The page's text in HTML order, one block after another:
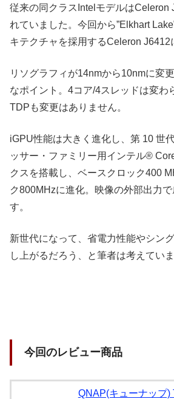
従来の同クラスIntelモデルはCeleron
れていました。今回から”Elkhart
キテクチャを採用するCeleron J6412
リソグラフィが14nmから10nmに変
なポイント。4コア/4スレッドは変わ
TDPも変更はありません。
iGPU性能は大きく進化し、第 10 世
ッサー・ファミリー用インテル®
クスを搭載し、ベースクロック400
ク800MHzに進化。映像の外部出力
す。
新世代になって、省電力性能やシン
し上がるだろう、と筆者は考えていま
今回のレビュー商品
QNAP(キューナップ)